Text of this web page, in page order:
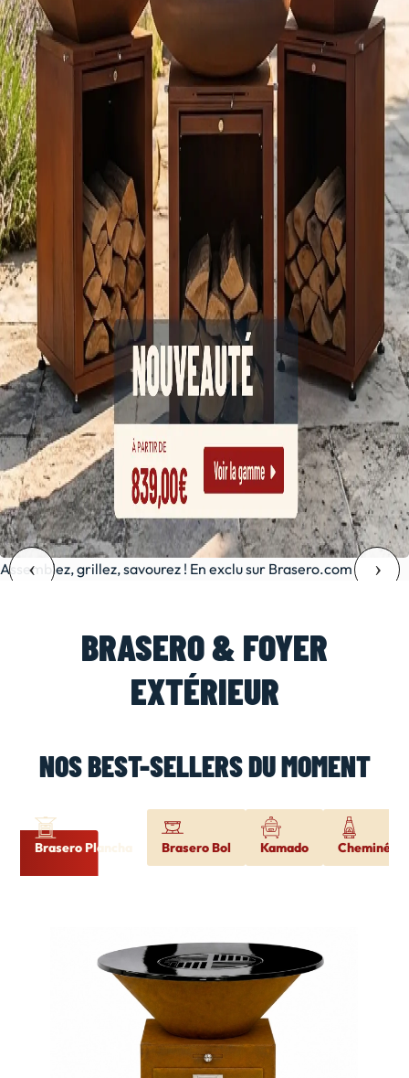
Assemblez, grillez, savourez ! En exclu sur Brasero.com
BRASERO & FOYER
EXTÉRIEUR
NOS BEST-SELLERS DU MOMENT
Brasero Plancha Brasero Bol Kamado Cheminée